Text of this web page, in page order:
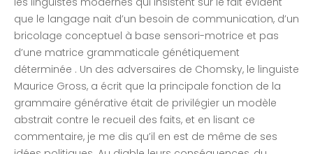
que le langage nait d’un besoin de communication, d’un
bricolage conceptuel à base sensori-motrice et pas
d’une matrice grammaticale génétiquement
déterminée . Un des adversaires de Chomsky, le linguiste
Maurice Gross, a écrit que la principale fonction de la
grammaire générative était de privilégier un modèle
abstrait contre le recueil des faits, et en lisant ce
commentaire, je me dis qu’il en est de même de ses